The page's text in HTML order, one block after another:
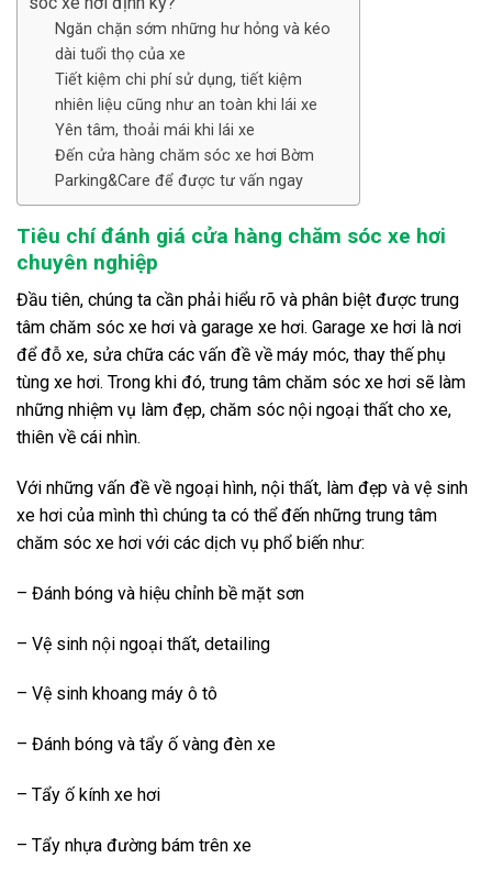
Ngăn chặn sớm những hư hỏng và kéo
dài tuổi thọ của xe
Tiết kiệm chi phí sử dụng, tiết kiệm
nhiên liệu cũng như an toàn khi lái xe
Yên tâm, thoải mái khi lái xe
Đến cửa hàng chăm sóc xe hơi Bờm
Parking&Care để được tư vấn ngay
Tiêu chí đánh giá cửa hàng chăm sóc xe hơi
chuyên nghiệp
Đầu tiên, chúng ta cần phải hiểu rõ và phân biệt được trung
tâm chăm sóc xe hơi và garage xe hơi. Garage xe hơi là nơi
để đỗ xe, sửa chữa các vấn đề về máy móc, thay thế phụ
tùng xe hơi. Trong khi đó, trung tâm chăm sóc xe hơi sẽ làm
những nhiệm vụ làm đẹp, chăm sóc nội ngoại thất cho xe,
thiên về cái nhìn.
Với những vấn đề về ngoại hình, nội thất, làm đẹp và vệ sinh
xe hơi của mình thì chúng ta có thể đến những trung tâm
chăm sóc xe hơi với các dịch vụ phổ biến như:
– Đánh bóng và hiệu chỉnh bề mặt sơn
– Vệ sinh nội ngoại thất, detailing
– Vệ sinh khoang máy ô tô
– Đánh bóng và tẩy ố vàng đèn xe
– Tẩy ố kính xe hơi
– Tẩy nhựa đường bám trên xe